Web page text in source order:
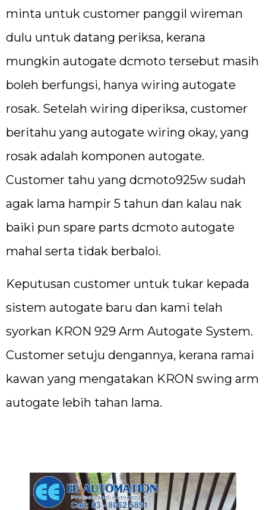
minta untuk customer panggil wireman
dulu untuk datang periksa, kerana
mungkin autogate dcmoto tersebut masih
boleh berfungsi, hanya wiring autogate
rosak. Setelah wiring diperiksa, customer
beritahu yang autogate wiring okay, yang
rosak adalah komponen autogate.
Customer tahu yang dcmoto925w sudah
agak lama hampir 5 tahun dan kalau nak
baiki pun spare parts dcmoto autogate
mahal serta tidak berbaloi.
Keputusan customer untuk tukar kepada
sistem autogate baru dan kami telah
syorkan KRON 929 Arm Autogate System.
Customer setuju dengannya, kerana ramai
kawan yang mengatakan KRON swing arm
autogate lebih tahan lama.